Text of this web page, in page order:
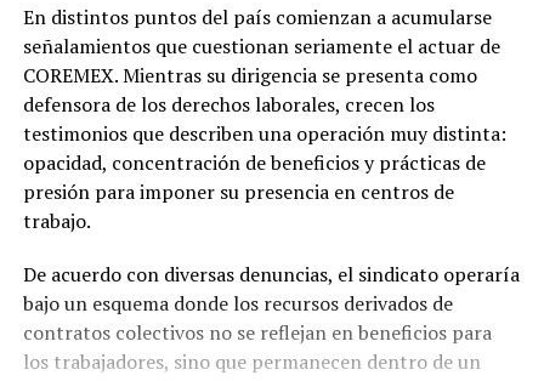
En distintos puntos del país comienzan a acumularse
señalamientos que cuestionan seriamente el actuar de
COREMEX. Mientras su dirigencia se presenta como
defensora de los derechos laborales, crecen los
testimonios que describen una operación muy distinta:
opacidad, concentración de beneficios y prácticas de
presión para imponer su presencia en centros de
trabajo.
De acuerdo con diversas denuncias, el sindicato operaría
bajo un esquema donde los recursos derivados de
contratos colectivos no se reflejan en beneficios para
los trabajadores, sino que permanecen dentro de un